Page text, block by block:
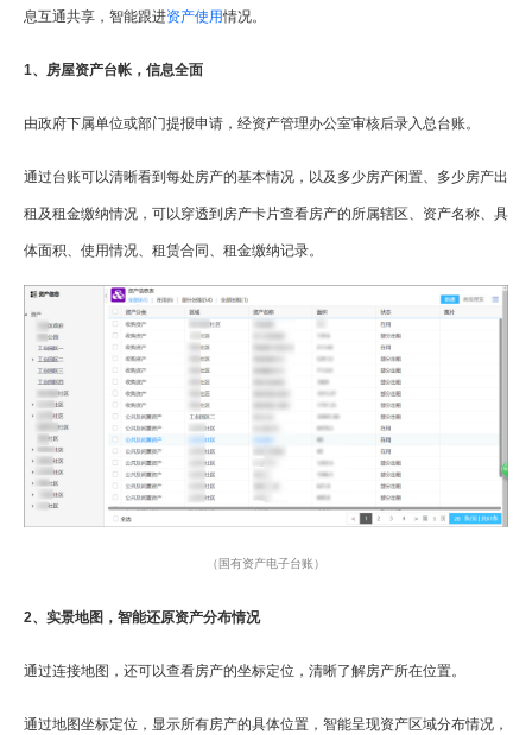
息互通共享，智能跟进资产使用情况。
1、房屋资产台帐，信息全面
由政府下属单位或部门提报申请，经资产管理办公室审核后录入总台账。
通过台账可以清晰看到每处房产的基本情况，以及多少房产闲置、多少房产出
租及租金缴纳情况，可以穿透到房产卡片查看房产的所属辖区、资产名称、具
体面积、使用情况、租赁合同、租金缴纳记录。
（国有资产电子台账）
2、实景地图，智能还原资产分布情况
通过连接地图，还可以查看房产的坐标定位，清晰了解房产所在位置。
通过地图坐标定位，显示所有房产的具体位置，智能呈现资产区域分布情况，